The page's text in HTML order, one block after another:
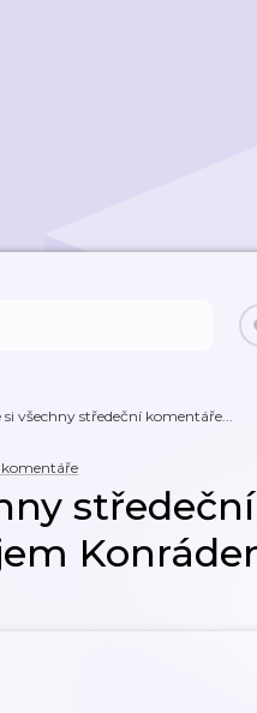
všechny středeční komentáře...
komentáře
středeční